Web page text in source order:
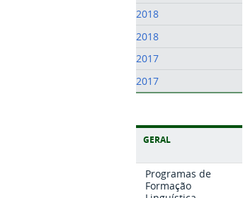
2018
2018
2017
2017
GERAL
Programas de
Formação